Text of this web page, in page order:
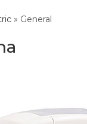
» General